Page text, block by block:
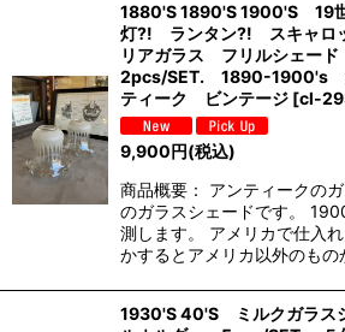
1880'S 1890'S 1900'S 19
灯?! ランタン?! スキャロ
リアガラス フリルシェー
2pcs/SET. 1890-1900's
ティーク ビンテージ [cl-
9,900円(税込)
商品概要： アンティークの
のガラスシェードです。
測します。 アメリカで仕入
かするとアメリカ以外のも
1930'S 40'S ミルクガラス